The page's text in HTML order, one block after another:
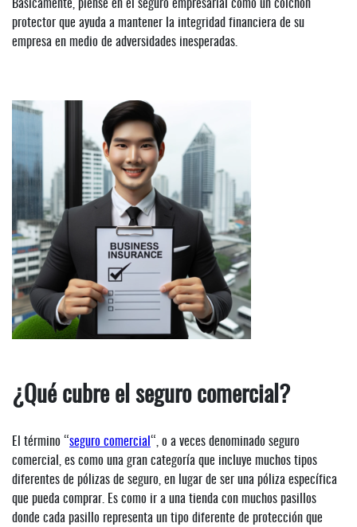
Básicamente, piense en el seguro empresarial como un colchón
protector que ayuda a mantener la integridad financiera de su
empresa en medio de adversidades inesperadas.
¿Qué cubre el seguro comercial?
El término “seguro comercial “, o a veces denominado seguro
comercial, es como una gran categoría que incluye muchos tipos
diferentes de pólizas de seguro, en lugar de ser una póliza específica
que pueda comprar. Es como ir a una tienda con muchos pasillos
donde cada pasillo representa un tipo diferente de protección que